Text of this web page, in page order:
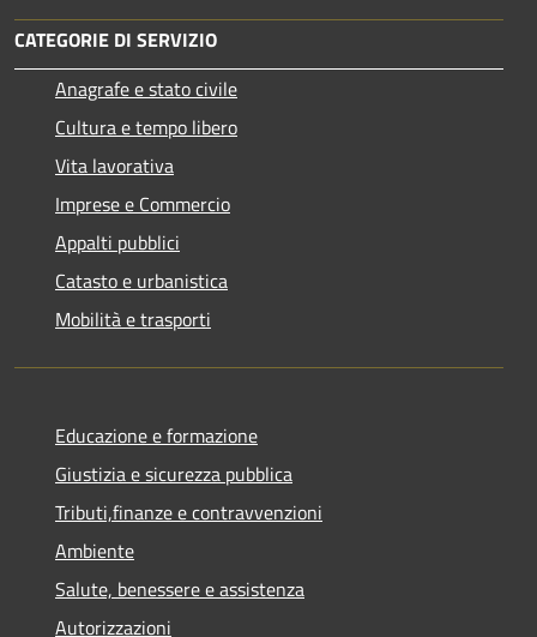
CATEGORIE DI SERVIZIO
Anagrafe e stato civile
Cultura e tempo libero
Vita lavorativa
Imprese e Commercio
Appalti pubblici
Catasto e urbanistica
Mobilità e trasporti
Educazione e formazione
Giustizia e sicurezza pubblica
Tributi,finanze e contravvenzioni
Ambiente
Salute, benessere e assistenza
Autorizzazioni